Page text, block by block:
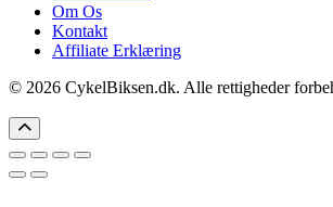
Om Os
Kontakt
Affiliate Erklæring
© 2026 CykelBiksen.dk. Alle rettigheder